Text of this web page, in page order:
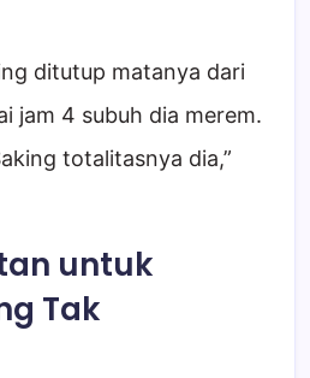
ditutup matanya dari
jam 4 subuh dia merem.
totalitasnya dia,”
untuk
Tak